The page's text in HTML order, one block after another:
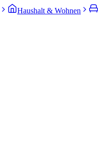
Haushalt & Wohnen